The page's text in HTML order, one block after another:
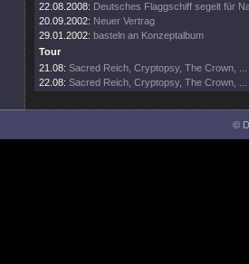
22.08.2008: Deutsches Flaggschiff segelt für
20.09.2002: Neuer Vertrag
29.01.2002: basteln an Konzeptalbum
Tour
21.08: Sacred Reich, Cryptopsy, The Crown, ...
22.08: Sacred Reich, Cryptopsy, The Crown, ...
©